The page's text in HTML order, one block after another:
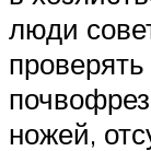
люди
ножей,